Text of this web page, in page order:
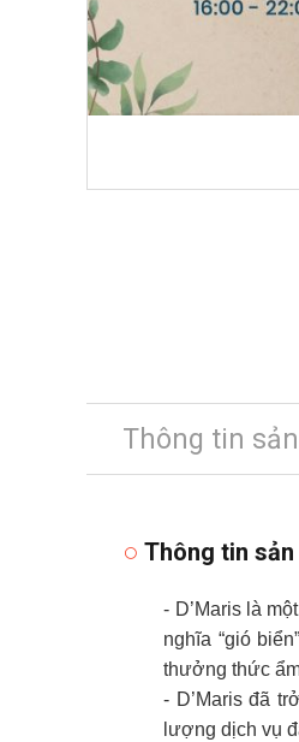
Thông tin
Thông tin sản
- D’Maris là
nghĩa “gió
thưởng thức
- D’Maris đã
lượng dịch vụ